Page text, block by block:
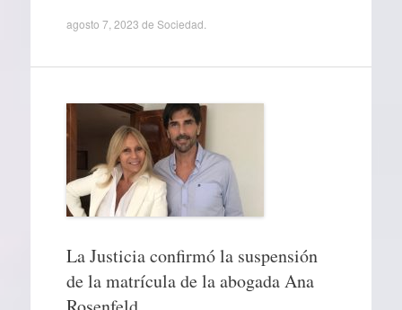
agosto 7, 2023 de Sociedad
La Justicia confirmó la suspensión
de la matrícula de la abogada Ana